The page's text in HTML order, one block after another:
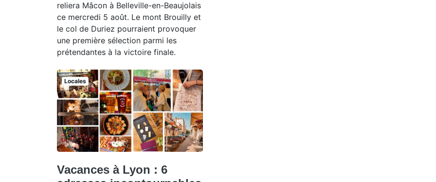
reliera Mâcon à Belleville-en-Beaujolais
ce mercredi 5 août. Le mont Brouilly et
le col de Duriez pourraient provoquer
une première sélection parmi les
prétendantes à la victoire finale.
Locales
Vacances à Lyon : 6